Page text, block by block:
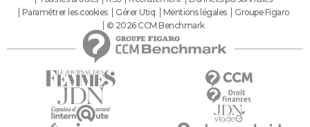
Paramétrer les cookies
Gérer Utiq Mentions légales
Groupe Figaro
© 2026 CCM Benchmark